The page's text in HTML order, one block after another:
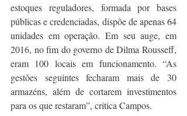
estoques reguladores, formada por bases
públicas e credenciadas, dispõe de apenas 64
unidades em operação. Em seu auge, em
2016, no fim do governo de Dilma Rousseff,
eram 100 locais em funcionamento. “As
gestões seguintes fecharam mais de 30
armazéns, além de cortarem investimentos
para os que restaram”, critica Campos.